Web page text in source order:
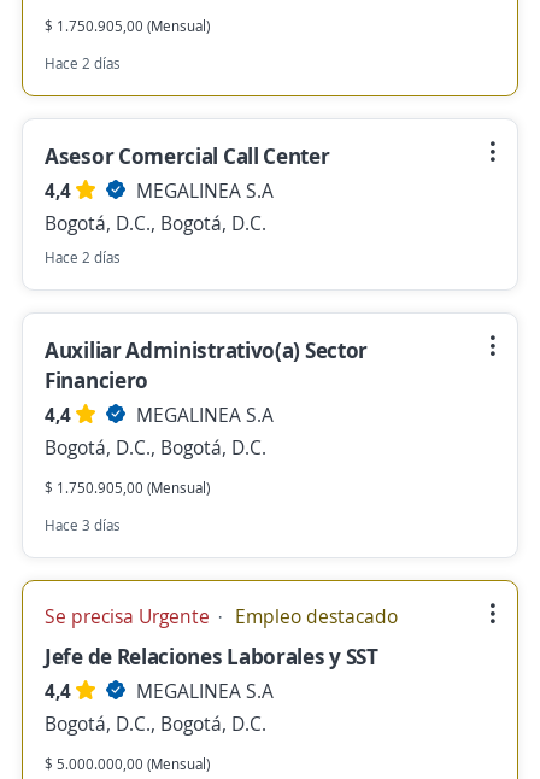
$ 1.750.905,00 (Mensual)
Hace 2 días
Asesor Comercial Call Center
4,4
MEGALINEA S.A
Bogotá, D.C., Bogotá, D.C.
Hace 2 días
Auxiliar Administrativo(a) Sector
Financiero
4,4
MEGALINEA S.A
Bogotá, D.C., Bogotá, D.C.
$ 1.750.905,00 (Mensual)
Hace 3 días
Se precisa Urgente Empleo destacado
Jefe de Relaciones Laborales y SST
4,4
MEGALINEA S.A
Bogotá, D.C., Bogotá, D.C.
$ 5.000.000,00 (Mensual)